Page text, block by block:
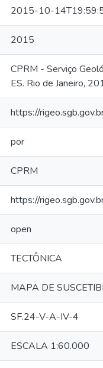
2015-10-
2015
CPRM - Serviço
ES. Rio de Janeiro,
https://
por
CPRM
https://
open
TECTÔNICA
MAPA DE
SF.24-V-A-IV-4
ESCALA 1:60.000